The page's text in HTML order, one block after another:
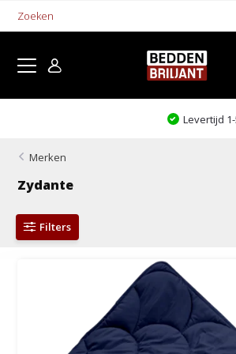
Levertijd 1-5
Merken
Zydante
Filters